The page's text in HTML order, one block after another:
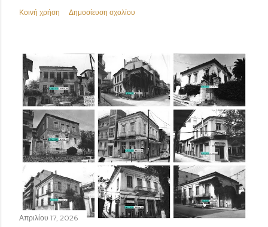
Κοινή χρήση Δημοσίευση σχολίου
Απριλίου 17, 2026